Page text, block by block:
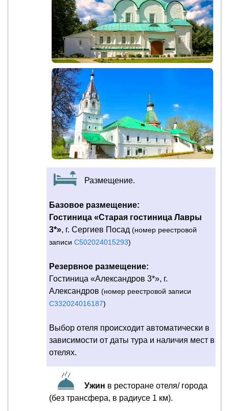
Размещение.
Базовое размещение:
Гостиница «Старая гостиница Лавры
3*», г. Сергиев Посад (номер реестровой
записи С502024015293)
Резервное размещение:
Гостиница «Александров 3*», г.
Александров (номер реестровой записи
С332024016187)
Выбор отеля происходит автоматически в
зависимости от даты тура и наличия мест в
отелях.
Ужин в ресторане отеля/ города
(без трансфера, в радиусе 1 км).